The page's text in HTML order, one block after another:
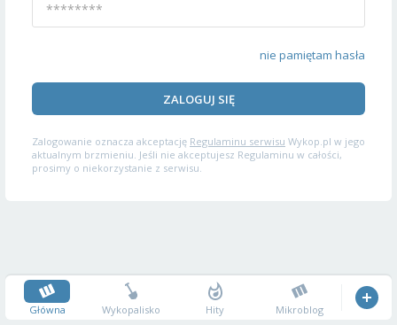
nie pamiętam hasła
ZALOGUJ SIĘ
Zalogowanie oznacza akceptację Regulaminu serwisu Wykop.pl w jego
aktualnym brzmieniu. Jeśli nie akceptujesz Regulaminu w całości,
prosimy o niekorzystanie z serwisu.
Główna Wykopalisko Hity Mikroblog